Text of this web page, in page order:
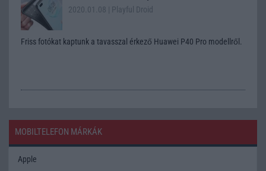
2020.01.08 | Playful Droid
Friss fotókat kaptunk a tavasszal érkező Huawei P40 Pro modellről.
MOBILTELEFON MÁRKÁK
Apple